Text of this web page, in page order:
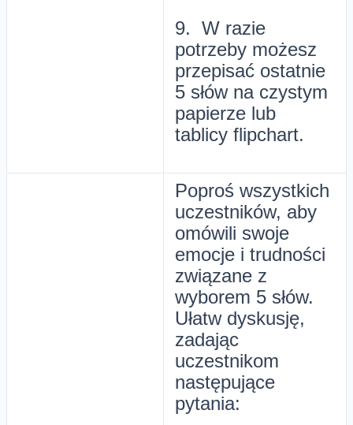
9. W razie
potrzeby możesz
przepisać ostatnie
5 słów na czystym
papierze lub
tablicy flipchart.
Poproś wszystkich
uczestników, aby
omówili swoje
emocje i trudności
związane z
wyborem 5 słów.
Ułatw dyskusję,
zadając
uczestnikom
następujące
pytania: